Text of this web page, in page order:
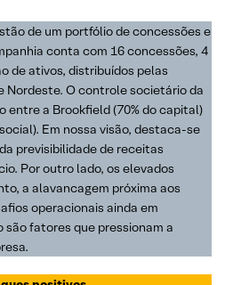
de um portfólio de concessões e
conta com 16 concessões, 4
de ativos, distribuídos pelas
Nordeste. O controle societário da
entre a Brookfield (70% do capital)
Em nossa visão, destaca-se
previsibilidade de receitas
Por outro lado, os elevados
a alavancagem próxima aos
operacionais ainda em
fatores que pressionam a